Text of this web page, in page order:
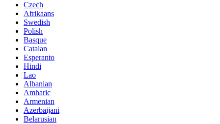
Czech
Afrikaans
Swedish
Polish
Basque
Catalan
Esperanto
Hindi
Lao
Albanian
Amharic
Armenian
Azerbaijani
Belarusian